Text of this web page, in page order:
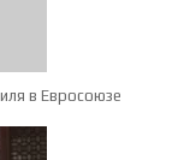
в Евросоюзе